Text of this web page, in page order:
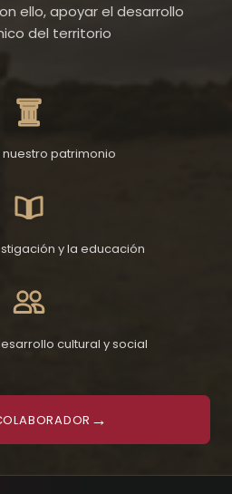
ello, apoyar el desarrollo
del territorio
patrimonio
y la educación
cultural y social
→